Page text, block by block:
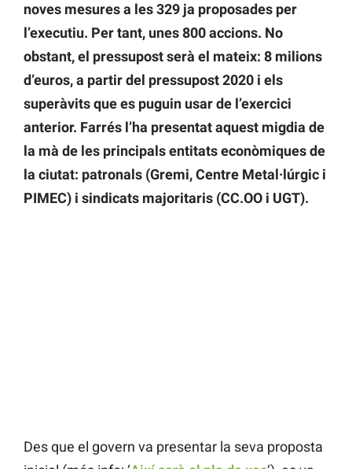
noves mesures a les 329 ja proposades per
l’executiu. Per tant, unes 800 accions. No
obstant, el pressupost serà el mateix: 8 milions
d’euros, a partir del pressupost 2020 i els
superàvits que es puguin usar de l’exercici
anterior. Farrés l’ha presentat aquest migdia de
la mà de les principals entitats econòmiques de
la ciutat: patronals (Gremi, Centre Metal·lúrgic i
PIMEC) i sindicats majoritaris (CC.OO i UGT).
Des que el govern va presentar la seva proposta